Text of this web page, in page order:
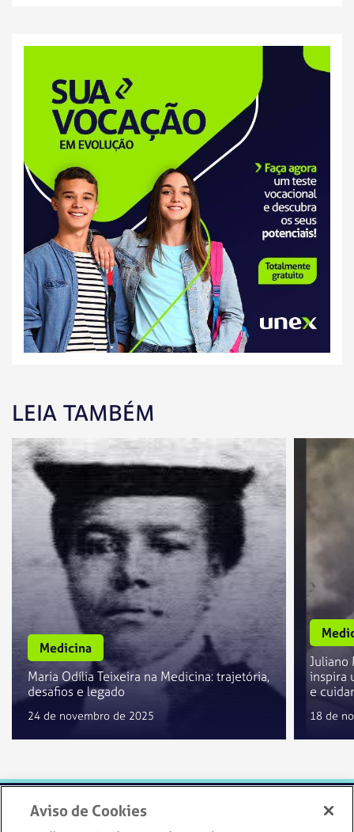
LEIA TAMBÉM
Medicina
Maria Odília Teixeira na Medicina: trajetória,
desafios e legado
24 de novembro de 2025
Juliano
inspira
e cuidar
18 de
Aviso de Cookies